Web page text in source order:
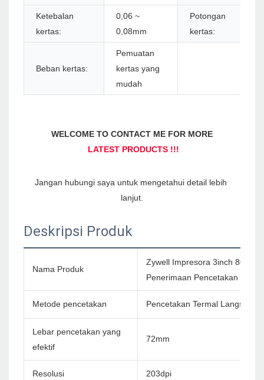
Ketebalan
kertas:
0,06 ~
0,08mm
Potongan
kertas:
Beban kertas:
Pemuatan
kertas yang
mudah
Jangan hubungi saya untuk mengetahui detail lebih
Deskripsi Produk
Nama Produk
Zywell Impresora 3inch 80mm
Penerimaan Pencetakan
Metode pencetakan Pencetakan Termal Langsung
Lebar pencetakan yang
efektif
72mm
Resolusi 203dpi